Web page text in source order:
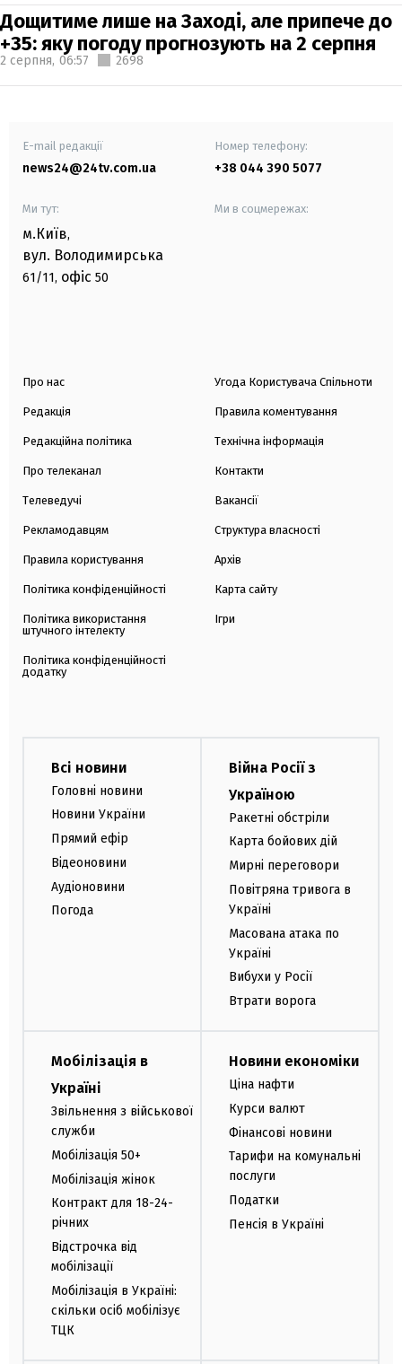
Дощитиме лише на Заході, але припече до
+35: яку погоду прогнозують на 2 серпня
2 серпня, 06:57 2698
E-mail редакції
news24@24tv.com.ua
Номер телефону:
+38 044 390 5077
Ми тут:
м.Київ,
вул. Володимирська
61/11, офіс 50
Ми в соцмережах:
Про нас
Редакція
Редакційна політика
Про телеканал
Телеведучі
Рекламодавцям
Правила користування
Політика конфіденційності
Політика використання
штучного інтелекту
Політика конфіденційності
додатку
Угода Користувача Спільноти
Правила коментування
Технічна інформація
Контакти
Вакансії
Структура власності
Архів
Карта сайту
Ігри
Всі новини
Головні новини
Новини України
Прямий ефір
Відеоновини
Аудіоновини
Погода
Війна Росії з
Україною
Ракетні обстріли
Карта бойових дій
Мирні переговори
Повітряна тривога в
Україні
Масована атака по
Україні
Вибухи у Росії
Втрати ворога
Мобілізація в
Україні
Звільнення з військової
служби
Мобілізація 50+
Мобілізація жінок
Контракт для 18-24-
річних
Відстрочка від
мобілізації
Мобілізація в Україні:
скільки осіб мобілізує
ТЦК
Новини економіки
Ціна нафти
Курси валют
Фінансові новини
Тарифи на комунальні
послуги
Податки
Пенсія в Україні